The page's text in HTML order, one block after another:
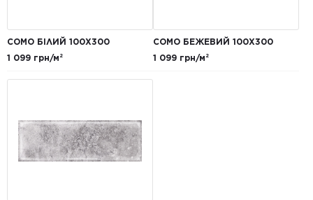
COMO БІЛИЙ 100X300
1 099 грн/м²
COMO БЕЖЕВИЙ 100X300
1 099 грн/м²